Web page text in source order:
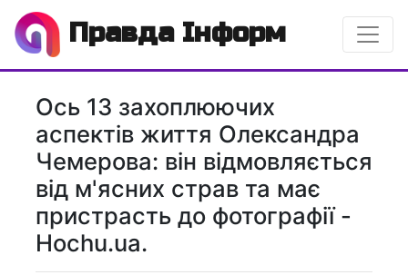
Правда Інформ
Ось 13 захоплюючих
аспектів життя Олександра
Чемерова: він відмовляється
від м'ясних страв та має
пристрасть до фотографії -
Hochu.ua.